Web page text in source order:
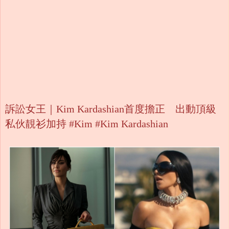
訴訟女王｜Kim Kardashian首度擔正 出動頂級
私伙靚衫加持 #Kim #Kim Kardashian